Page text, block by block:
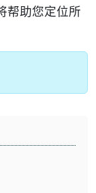
帮助您定位所